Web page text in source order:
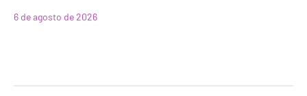
6 de agosto de 2026